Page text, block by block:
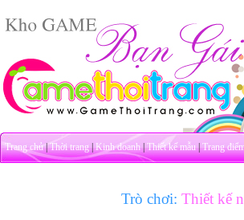
Trang chủ|Thời trang|Kinh doanh|Thiết kế mẫu|Trang
Trò chơi: Thiết kế